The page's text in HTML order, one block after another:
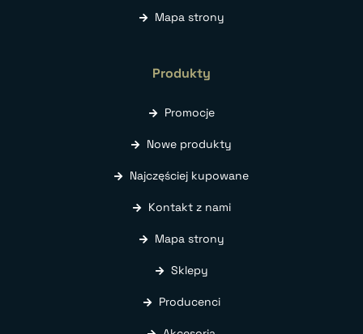
Mapa strony
Produkty
Promocje
Nowe produkty
Najczęściej kupowane
Kontakt z nami
Mapa strony
Sklepy
Producenci